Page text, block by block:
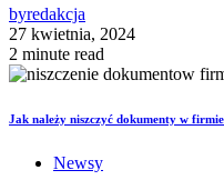
byredakcja
27 kwietnia, 2024
2 minute read
Jak należy niszczyć dokumenty w
Newsy